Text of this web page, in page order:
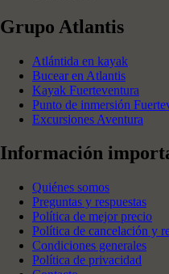
Grupo Atlantis
Atlántida en kayak
Bucear en Atlantis
Kayak Fuerteventura
Punto de inmersión
Excursiones Aventura
Información
Quiénes somos
Preguntas y respuestas
Política de mejor precio
Política de cancelación y
Condiciones generales
Política de privacidad